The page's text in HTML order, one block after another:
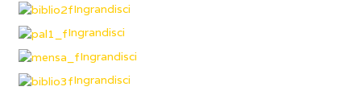
Ingrandisci
Ingrandisci
Ingrandisci
Ingrandisci